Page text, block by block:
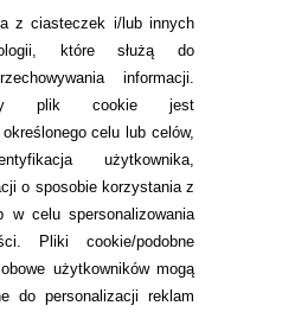
z ciasteczek i/lub innych
które służą do
informacji.
plik cookie jest
celu lub celów,
użytkownika,
o sposobie korzystania z
w celu spersonalizowania
Pliki cookie/podobne
użytkowników mogą
do personalizacji reklam